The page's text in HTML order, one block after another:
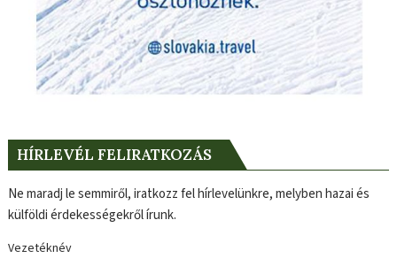
HÍRLEVÉL FELIRATKOZÁS
Ne maradj le semmiről, iratkozz fel hírlevelünkre, melyben hazai és
külföldi érdekességekről írunk.
Vezetéknév